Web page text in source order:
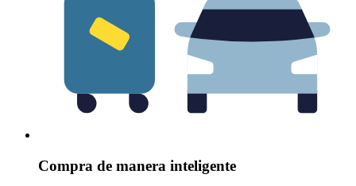
Compra de manera inteligente